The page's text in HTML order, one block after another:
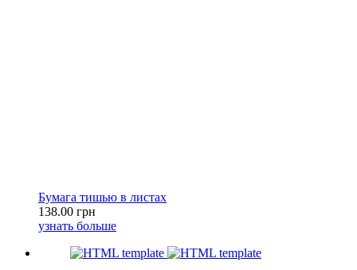
Бумага тишью в листах
138.00 грн
узнать больше